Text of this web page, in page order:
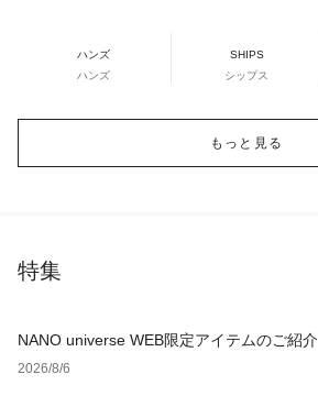
ハンズ
ハンズ
SHIPS
シップス
もっと見る
特集
NANO universe WEB限定アイテムのご紹介
2026/8/6